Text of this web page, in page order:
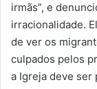
irmãs”, e
irracionalidade.
de ver os
culpados pelos
a Igreja deve ser